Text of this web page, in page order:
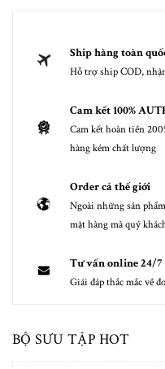
Ship hàng toàn
Hỗ trợ ship COD,
Cam kết 100%
Cam kết hoàn tiền
hàng kém chất lượng
Order cả thế giới
Ngoài những sản
mặt hàng mà quý
Tư vấn online 24/7
Giải đáp thắc mắc về
BỘ SƯU TẬP HOT